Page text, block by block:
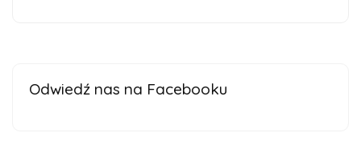
Odwiedź nas na Facebooku